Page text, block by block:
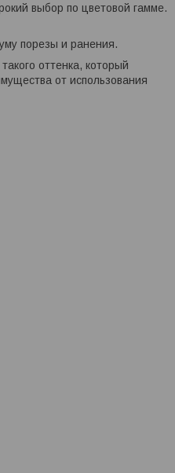
выбор по цветовой гамме.
порезы и ранения.
оттенка, который
от использования